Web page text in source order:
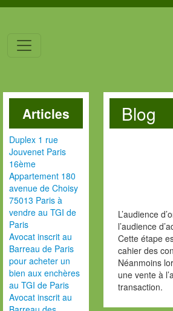
Articles
Duplex 1 rue
Jouvenet Paris
16ème
Appartement 180
avenue de Choisy
75013 Paris à
vendre au TGI de
Paris
Avocat inscrit au
Barreau de Paris
pour acheter un
bien aux enchères
au TGI de Paris
Avocat inscrit au
Blog
L’audience
l’audience
Cette étape
cahier des
Néanmoins
une vente à
transaction.